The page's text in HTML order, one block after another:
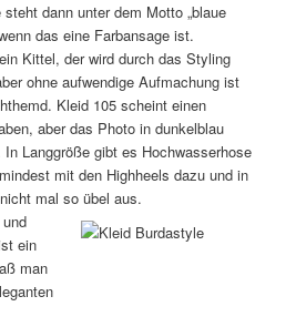
dann unter dem Motto „blaue
das eine Farbansage ist.
Kittel, der wird durch das Styling
ohne aufwendige Aufmachung ist
Kleid 105 scheint einen
aber das Photo in dunkelblau
Langgröße gibt es Hochwasserhose
mit den Highheels dazu und in
mal so übel aus.
ein
man